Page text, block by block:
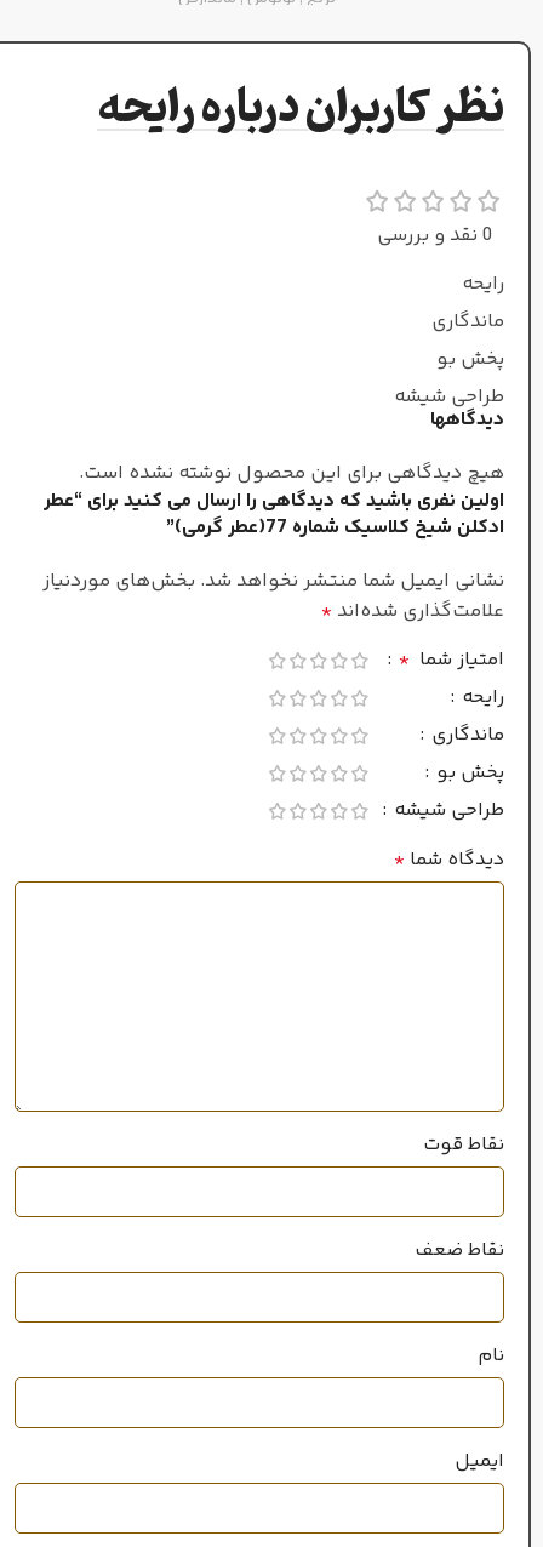
نت‌های میانی
عطار
فلیپ رومانو
جنسیت
غلظت
ادو تویلت
سال عرضه
آروماتیک,مرکباتی
نظر کاربران درباره رایحه
0 نقد و بررسی
رایحه
ماندگاری
پخش بو
طراحی شیشه
دیدگاهها
هیچ دیدگاهی برای این محصول نوشته نشده است.
اولین نفری باشید که دیدگاهی را ارسال می کنید برای “عطر
ادکلن شیخ کلاسیک شماره 77(عطر گرمی)”
نشانی ایمیل شما منتشر نخواهد شد. بخش‌های موردنیاز
علامت‌گذاری شده‌اند *
امتیاز شما *
رایحه
ماندگاری
پخش بو
طراحی شیشه
دیدگاه شما *
نقاط قوت
نقاط ضعف
نام
ایمیل